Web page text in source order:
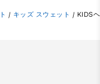
/ キッズ スウェット / KIDS